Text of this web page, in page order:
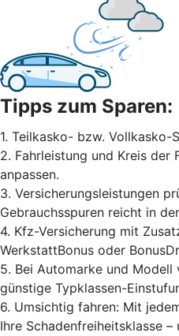
Tipps zum Sparen:
1. Teilkasko- bzw.
2. Fahrleistung und Kreis der
anpassen.
3. Versicherungsleistungen
Gebrauchsspuren reicht in
4. Kfz-Versicherung mit
WerkstattBonus oder
5. Bei Automarke und
günstige Typklassen-
6. Umsichtig fahren: Mit
Ihre Schadenfreiheitsklasse